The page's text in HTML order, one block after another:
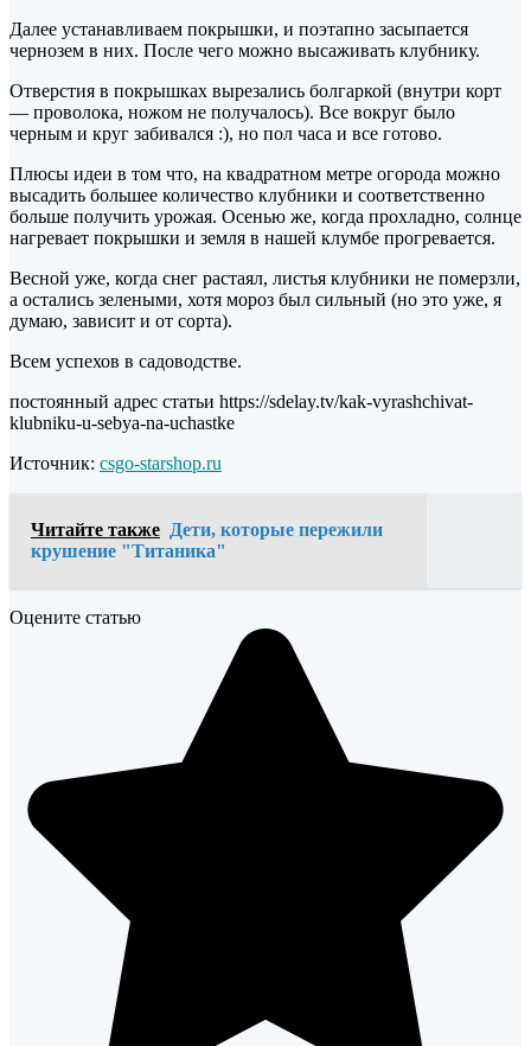
Далее устанавливаем покрышки, и поэтапно засыпается
чернозем в них. После чего можно высаживать клубнику.
Отверстия в покрышках вырезались болгаркой (внутри корт
— проволока, ножом не получалось). Все вокруг было
черным и круг забивался :), но пол часа и все готово.
Плюсы идеи в том что, на квадратном метре огорода можно
высадить большее количество клубники и соответственно
больше получить урожая. Осенью же, когда прохладно, солнце
нагревает покрышки и земля в нашей клумбе прогревается.
Весной уже, когда снег растаял, листья клубники не померзли,
а остались зелеными, хотя мороз был сильный (но это уже, я
думаю, зависит и от сорта).
Всем успехов в садоводстве.
постоянный адрес статьи https://sdelay.tv/kak-vyrashchivat-
klubniku-u-sebya-na-uchastke
Источник: csgo-starshop.ru
Читайте также Дети, которые пережили
крушение "Титаника"
Оцените статью